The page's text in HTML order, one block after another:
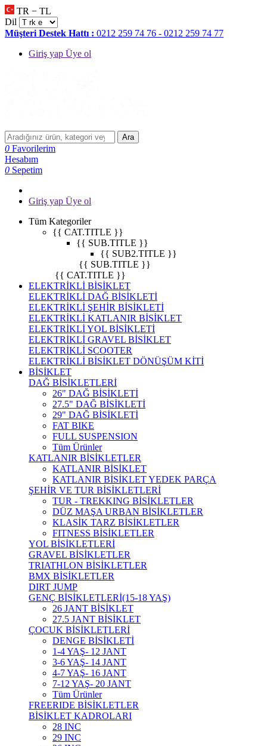
TR − TL
Dil
Müşteri Destek Hattı : 0212 259 74 76 - 0212 259 74 77
Giriş yap Üye ol
Ara
0 Favorilerim
Hesabım
0 Sepetim
Giriş yap Üye ol
Tüm Kategoriler
{{ CAT.TITLE }}
{{ SUB.TITLE }}
{{ SUB2.TITLE }}
{{ SUB.TITLE }}
{{ CAT.TITLE }}
ELEKTRİKLİ BİSİKLET
ELEKTRİKLİ DAĞ BİSİKLETİ
ELEKTRİKLİ ŞEHİR BİSİKLETİ
ELEKTRİKLİ KATLANIR BİSİKLET
ELEKTRİKLİ YOL BİSİKLETİ
ELEKTRİKLİ GRAVEL BİSİKLET
ELEKTRİKLİ SCOOTER
ELEKTRİKLİ BİSİKLET DÖNÜŞÜM KİTİ
BİSİKLET
DAĞ BİSİKLETLERİ
26" DAĞ BİSİKLETİ
27.5" DAĞ BİSİKLETİ
29" DAĞ BİSİKLETİ
FAT BIKE
FULL SUSPENSION
Tüm Ürünler
KATLANIR BİSİKLETLER
KATLANIR BİSİKLET
KATLANIR BİSİKLET YEDEK PARÇA
ŞEHİR VE TUR BİSİKLETLERİ
TUR - TREKKING BİSİKLETLER
DÜZ MAŞA URBAN BİSİKLETLER
KLASİK TARZ BİSİKLETLER
FITNESS BİSİKLETLER
YOL BİSİKLETLERİ
GRAVEL BİSİKLETLER
TRIATHLON BİSİKLETLER
BMX BİSİKLETLER
DIRT JUMP
GENÇ BİSİKLETLERİ(15-18 YAŞ)
26 JANT BİSİKLET
27.5 JANT BİSİKLET
ÇOCUK BİSİKLETLERİ
DENGE BİSİKLETİ
1-4 YAŞ- 12 JANT
3-6 YAŞ- 14 JANT
4-7 YAŞ- 16 JANT
7-12 YAŞ- 20 JANT
Tüm Ürünler
FREERIDE BİSİKLETLER
BİSİKLET KADROLARI
28 INC
29 INC